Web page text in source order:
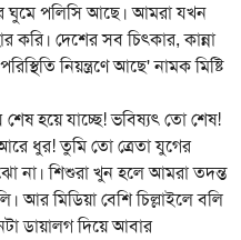
ঘুমে পলিসি আছে। আমরা যখন
করি। দেশের সব চিৎকার, কান্না
নিয়ন্ত্রণে আছে' নামক মিষ্টি
হয়ে যাচ্ছে! ভবিষ্যৎ তো শেষ!
ধুর! তুমি তো ত্রেতা যুগের
না। শিশুরা খুন হলে আমরা তদন্ত
আর মিডিয়া বেশি চিল্লাইলে বলি
ডায়ালগ দিয়ে আবার